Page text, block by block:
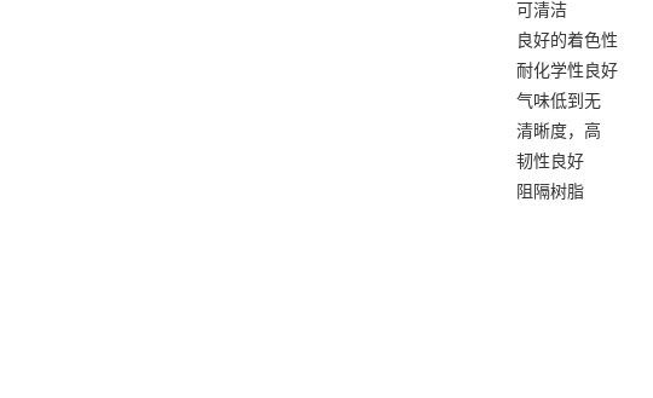
可清洁
良好的着色性
耐化学性良好
气味低到无
清晰度，高
韧性良好
阻隔树脂